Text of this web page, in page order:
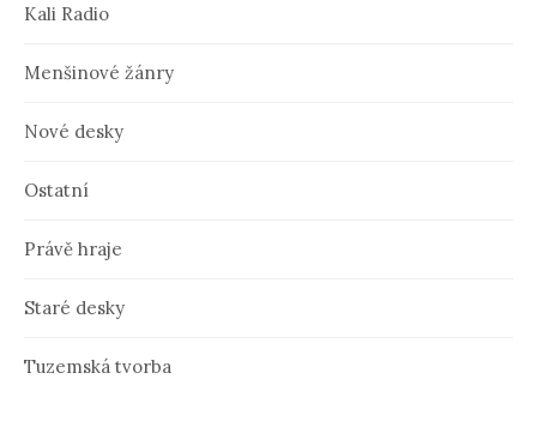
Kali Radio
Menšinové žánry
Nové desky
Ostatní
Právě hraje
Staré desky
Tuzemská tvorba